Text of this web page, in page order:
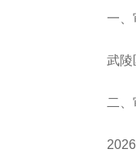
一、
武陵
二、
2026